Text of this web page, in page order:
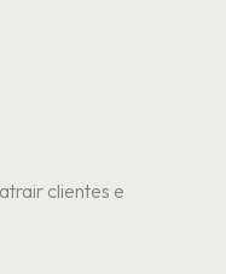
clientes e